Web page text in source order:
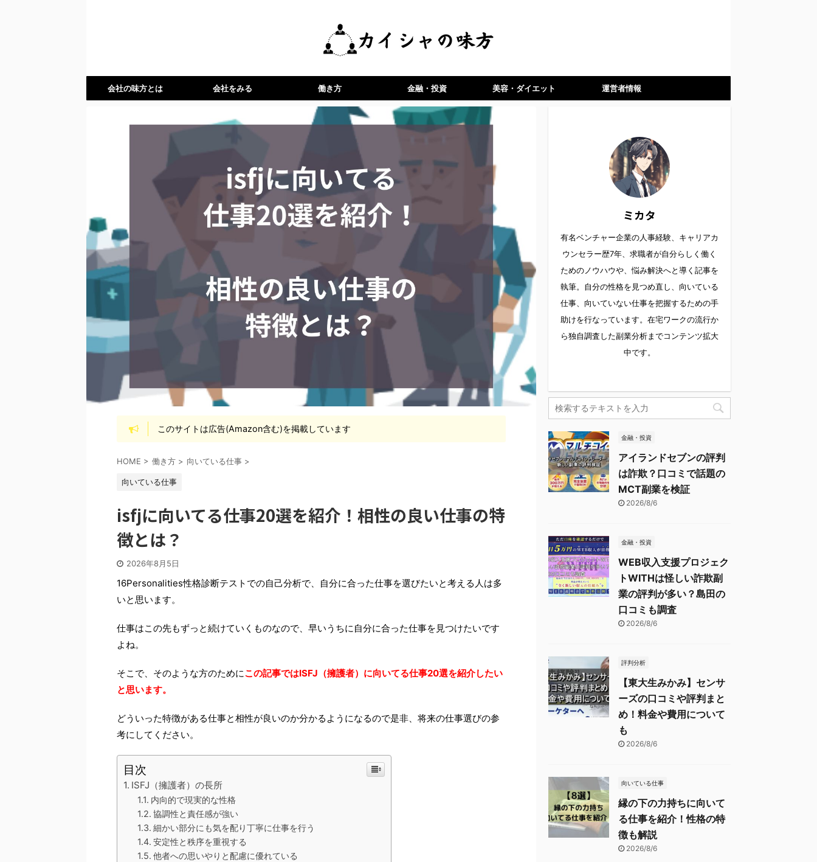
会社の味方とは 会社をみる 働き方 金融・投資 美容・ダイエット 運営者情報
このサイトは広告(Amazon含む)を掲載しています
HOME > 働き方 > 向いている仕事 >
向いている仕事
isfjに向いてる仕事20選を紹介！相性の良い仕事の特
徴とは？
2026年8月5日
16Personalities性格診断テストでの自己分析で、自分に合った仕事を選びたいと考える人は多
いと思います。
仕事はこの先もずっと続けていくものなので、早いうちに自分に合った仕事を見つけたいです
よね。
そこで、そのような方のためにこの記事ではISFJ（擁護者）に向いてる仕事20選を紹介したい
と思います。
どういった特徴がある仕事と相性が良いのか分かるようになるので是非、将来の仕事選びの参
考にしてください。
目次
ISFJ（擁護者）の長所
内向的で現実的な性格
協調性と責任感が強い
細かい部分にも気を配り丁寧に仕事を行う
安定性と秩序を重視する
他者への思いやりと配慮に優れている
ミカタ
有名ベンチャー企業の人事経験、キャリアカ
ウンセラー歴7年、求職者が自分らしく働く
ためのノウハウや、悩み解決へと導く記事を
執筆。自分の性格を見つめ直し、向いている
仕事、向いていない仕事を把握するための手
助けを行なっています。在宅ワークの流行か
ら独自調査した副業分析までコンテンツ拡大
中です。
金融・投資
アイランドセブンの評判
は詐欺？口コミで話題の
MCT副業を検証
2026/8/6
金融・投資
WEB収入支援プロジェク
トWITHは怪しい詐欺副
業の評判が多い？島田の
口コミも調査
2026/8/6
評判分析
【東大生みかみ】センサ
ーズの口コミや評判まと
め！料金や費用について
も
2026/8/6
向いている仕事
縁の下の力持ちに向いて
る仕事を紹介！性格の特
徴も解説
2026/8/6